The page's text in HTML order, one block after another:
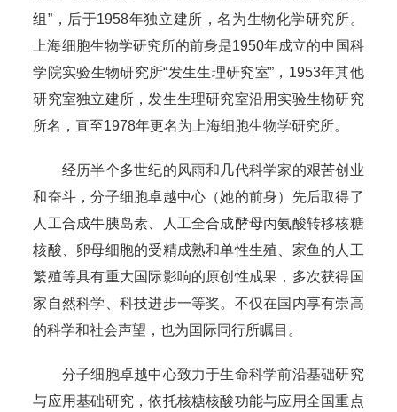
组”，后于1958年独立建所，名为生物化学研究所。
上海细胞生物学研究所的前身是1950年成立的中国科
学院实验生物研究所“发生生理研究室”，1953年其他
研究室独立建所，发生生理研究室沿用实验生物研究
所名，直至1978年更名为上海细胞生物学研究所。
经历半个多世纪的风雨和几代科学家的艰苦创业
和奋斗，分子细胞卓越中心（她的前身）先后取得了
人工合成牛胰岛素、人工全合成酵母丙氨酸转移核糖
核酸、卵母细胞的受精成熟和单性生殖、家鱼的人工
繁殖等具有重大国际影响的原创性成果，多次获得国
家自然科学、科技进步一等奖。不仅在国内享有崇高
的科学和社会声望，也为国际同行所瞩目。
分子细胞卓越中心致力于生命科学前沿基础研究
与应用基础研究，依托核糖核酸功能与应用全国重点